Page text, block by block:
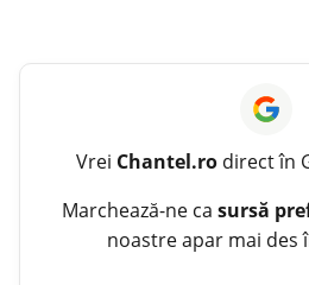
Vrei Chantel.ro direct în
Marchează-ne ca sursă
noastre apar mai des